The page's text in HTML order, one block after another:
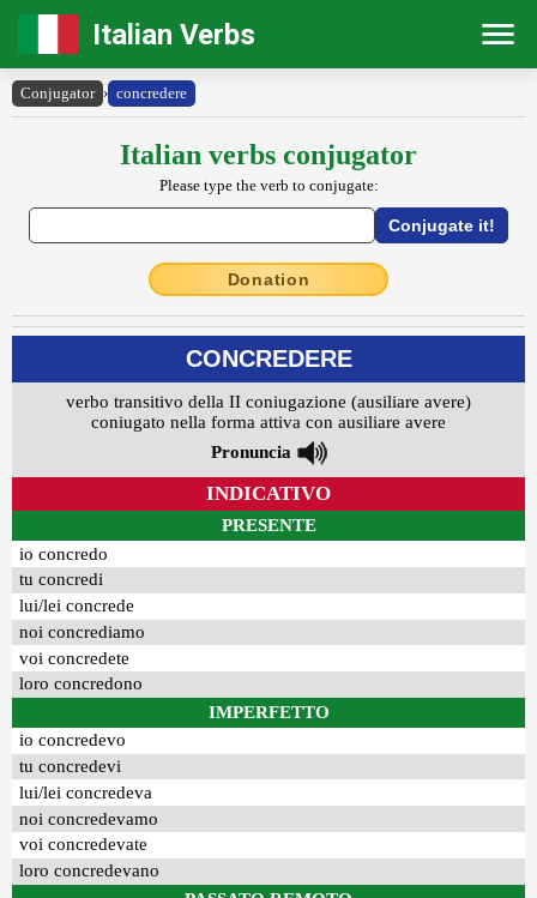
Italian Verbs
Conjugator › concredere
Italian verbs conjugator
Please type the verb to conjugate:
Donation
CONCREDERE
verbo transitivo della II coniugazione (ausiliare avere)
coniugato nella forma attiva con ausiliare avere
Pronuncia
INDICATIVO
PRESENTE
io concredo
tu concredi
lui/lei concrede
noi concrediamo
voi concredete
loro concredono
IMPERFETTO
io concredevo
tu concredevi
lui/lei concredeva
noi concredevamo
voi concredevate
loro concredevano